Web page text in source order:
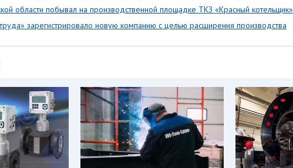
области побывал на производственной площадке ТКЗ «Красный котельщик»
зарегистрировало новую компанию с целью расширения производства